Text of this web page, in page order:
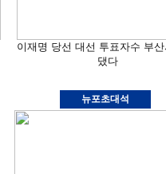
이재명 당선 대선 투표자수 부
댔다
뉴포초대석